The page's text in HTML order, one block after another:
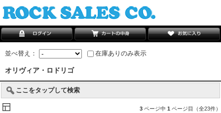
並べ替え： 在庫ありのみ表示
オリヴィア・ロドリゴ
ここをタップして検索
3 ページ中 1 ページ目（全23件）